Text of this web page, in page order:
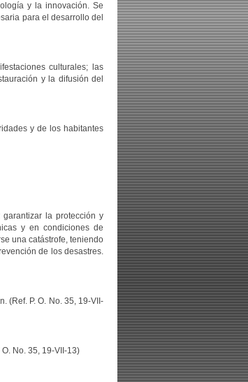
y la innovación. Se
para el desarrollo del
culturales; las
y la difusión del
y de los habitantes
la protección y
y en condiciones de
una catástrofe, teniendo
de los desastres.
(Ref. P. O. No. 35, 19-VII-
No. 35, 19-VII-13)